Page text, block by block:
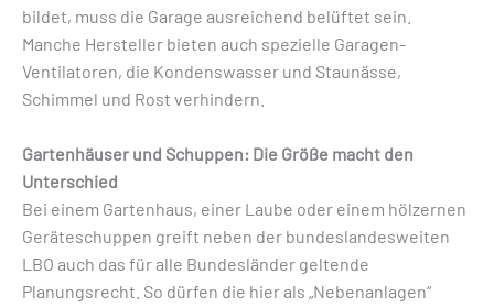
bildet, muss die Garage ausreichend belüftet sein.
Manche Hersteller bieten auch spezielle Garagen-
Ventilatoren, die Kondenswasser und Staunässe,
Schimmel und Rost verhindern.
Gartenhäuser und Schuppen: Die Größe macht den
Unterschied
Bei einem Gartenhaus, einer Laube oder einem hölzernen
Geräteschuppen greift neben der bundeslandesweiten
LBO auch das für alle Bundesländer geltende
Planungsrecht. So dürfen die hier als „Nebenanlagen“